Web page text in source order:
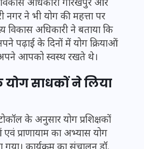
अधिकारी गोरखपुर और
नगर ने भी योग की महत्ता पर
विकास अधिकारी ने बताया कि
पढ़ाई के दिनों में योग क्रियाओं
आपको स्वस्थ रखते थे।
साधकों ने लिया
के अनुसार योग प्रशिक्षकों
एवं प्राणायाम का अभ्यास योग